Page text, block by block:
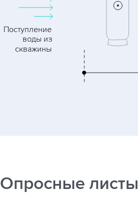
Опросные листы